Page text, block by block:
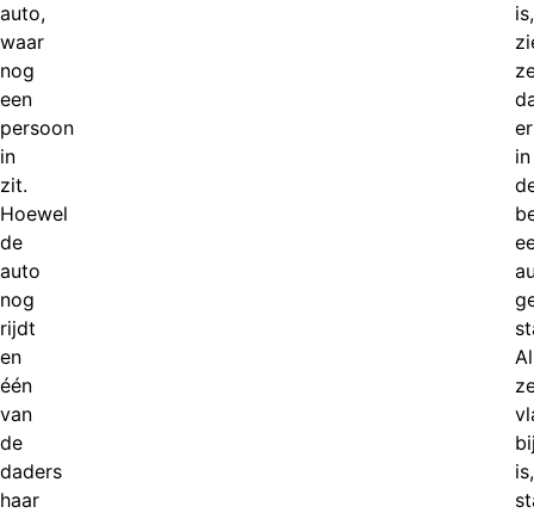
auto,
waar
nog
een
persoon
in
zit.
Hoewel
de
auto
nog
rijdt
en
één
van
de
daders
haar
is,
er
in
is,